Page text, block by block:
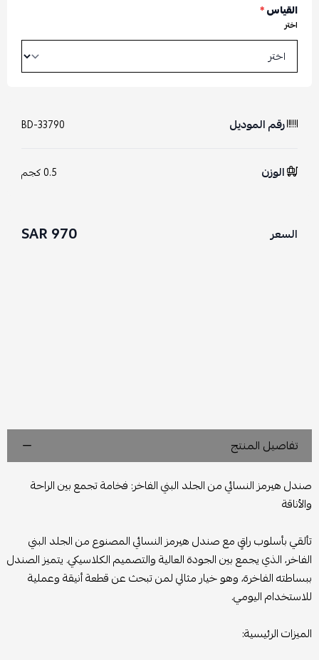
القياس*
اختر
رقم الموديل BD-33790
الوزن 0.5 كجم
السعر 970 SAR
تفاصيل المنتج
صندل هيرمز النسائي من الجلد البني الفاخر: فخامة تجمع بين الراحة
والأناقة
تألقي بأسلوب راقٍ مع صندل هيرمز النسائي المصنوع من الجلد البني
الفاخر، الذي يجمع بين الجودة العالية والتصميم الكلاسيكي. يتميز الصندل
ببساطته الفاخرة، وهو خيار مثالي لمن تبحث عن قطعة أنيقة وعملية
للاستخدام اليومي.
الميزات الرئيسية: